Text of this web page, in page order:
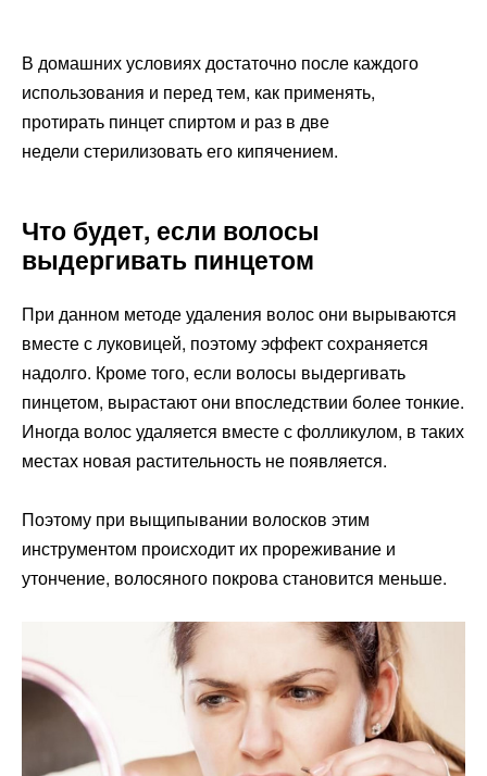
В домашних условиях достаточно после каждого
использования и перед тем, как применять,
протирать пинцет спиртом и раз в две
недели стерилизовать его кипячением.
Что будет, если волосы
выдергивать пинцетом
При данном методе удаления волос они вырываются
вместе с луковицей, поэтому эффект сохраняется
надолго. Кроме того, если волосы выдергивать
пинцетом, вырастают они впоследствии более тонкие.
Иногда волос удаляется вместе с фолликулом, в таких
местах новая растительность не появляется.
Поэтому при выщипывании волосков этим
инструментом происходит их прореживание и
утончение, волосяного покрова становится меньше.